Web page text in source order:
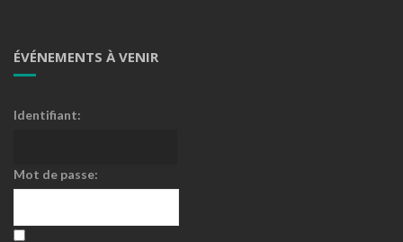
ÉVÉNEMENTS À VENIR
Identifiant:
Mot de passe: